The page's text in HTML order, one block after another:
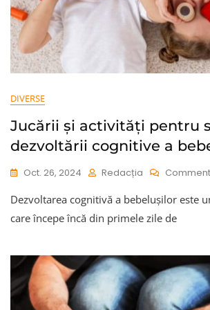
DIVERSE
Jucării și activități pentru
dezvoltării cognitive a
Oct. 26, 2024 Redacția Comment
Dezvoltarea cognitivă a bebelușilor este
care începe încă din primele zile de